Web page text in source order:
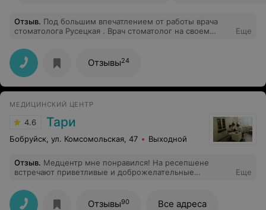
Отзыв. Под большим впечатлением от работы врача
стоматолога Русецкая . Врач стоматолог на своем
Еще
Отзывы24
МЕДИЦИНСКИЙ ЦЕНТР
4.6 Тари
Бобруйск, ул. Комсомольская, 47 Выходной
Отзыв. Медцентр мне понравился! На ресепшене
встречают приветливые и доброжелательные
квалифицированные, грамотные, помогли мне и
подробно ответили на мои вопросы.
Еще
Отзывы90 Все адреса